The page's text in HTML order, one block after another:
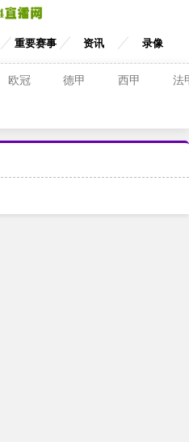
重要赛事 资讯 录像
欧冠 德甲 西甲 法